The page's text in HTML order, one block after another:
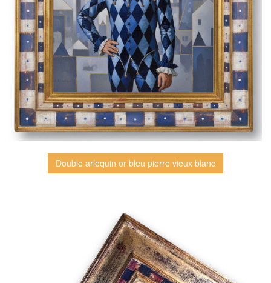
Double arlequin or bleu pierre vieux blanc